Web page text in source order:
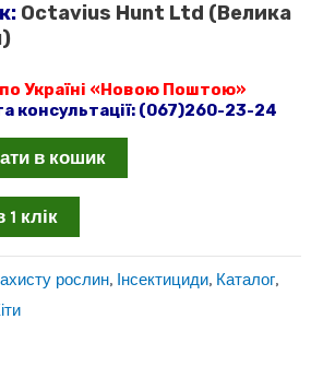
Octavius Hunt Ltd (Велика
Україні «Новою Поштою»
консультації: (067)260-23-24
в кошик
клік
рослин, Інсектициди, Каталог,